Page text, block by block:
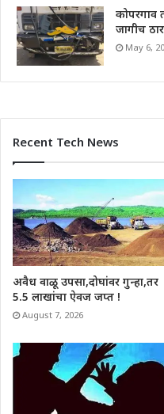
कोपरगाव
जागीच
May 6,
Recent Tech News
अवैध वाळू उपसा,दोघांवर गुन्हा,तर
5.5 लाखांचा ऐवज जप्त !
August 7, 2026